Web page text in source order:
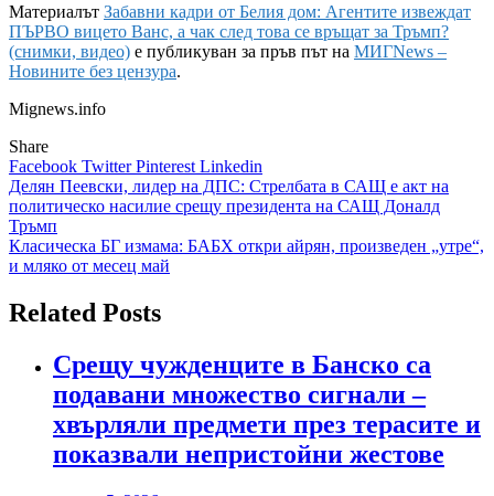
Материалът Забавни кадри от Белия дом: Агентите извеждат
ПЪРВО вицето Ванс, а чак след това се връщат за Тръмп?
(снимки, видео) е публикуван за пръв път на МИГNews –
Новините без цензура.
Mignews.info
Share
Facebook TwitterPinterest Linkedin
Навигация
Делян Пеевски, лидер на ДПС: Стрелбата в САЩ е акт на
политическо насилие срещу президента на САЩ Доналд
Тръмп
Класическа БГ измама: БАБХ откри айрян, произведен „утре“,
и мляко от месец май
Related Posts
Срещу чужденците в Банско са
подавани множество сигнали –
хвърляли предмети през терасите и
показвали непристойни жестове